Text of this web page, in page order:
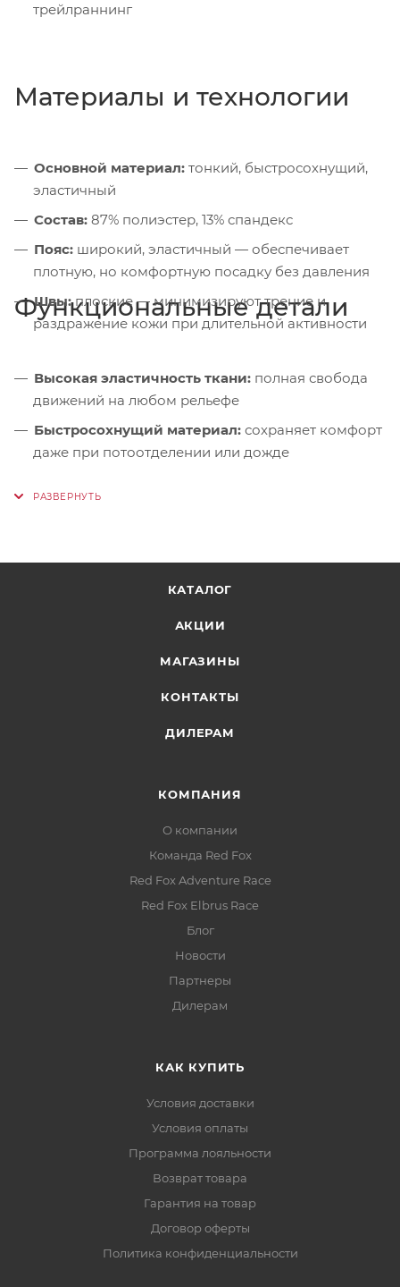
трейлраннинг
Материалы и технологии
Основной материал: тонкий, быстросохнущий,
эластичный
Состав: 87% полиэстер, 13% спандекс
Пояс: широкий, эластичный — обеспечивает
плотную, но комфортную посадку без давления
Швы:плоские — минимизируют трение и
раздражение кожи при длительной активности
Функциональные детали
Высокая эластичность ткани: полная свобода
движений на любом рельефе
Быстросохнущий материал: сохраняет комфорт
даже при потоотделении или дожде
рюкзаке и не мешают в движении
КАТАЛОГ
АКЦИИ
МАГАЗИНЫ
КОНТАКТЫ
ДИЛЕРАМ
КОМПАНИЯ
О компании
Команда Red Fox
Red Fox Adventure Race
Red Fox Elbrus Race
Блог
Новости
Партнеры
Дилерам
КАК КУПИТЬ
Условия доставки
Условия оплаты
Программа лояльности
Возврат товара
Гарантия на товар
Договор оферты
Политика конфиденциальности